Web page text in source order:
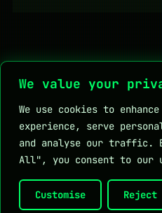
We value your
We use cookies to
experience, serve
and analyse our traffic.
All", you consent to our
Customise